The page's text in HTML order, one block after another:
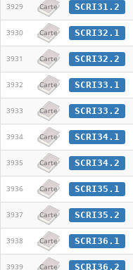
3929 Carte SCRI31.2
3930 Carte SCRI32.1
3931 Carte SCRI32.2
3932 Carte SCRI33.1
3933 Carte SCRI33.2
3934 Carte SCRI34.1
3935 Carte SCRI34.2
3936 Carte SCRI35.1
3937 Carte SCRI35.2
3938 Carte SCRI36.1
3939 Carte SCRI36.2